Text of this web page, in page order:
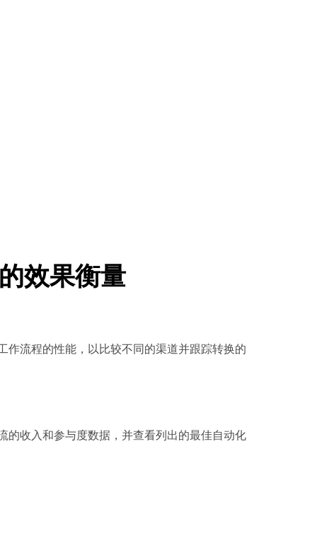
效果衡量
作流程的性能，以比较不同的渠道并跟踪转换的
的收入和参与度数据，并查看列出的最佳自动化